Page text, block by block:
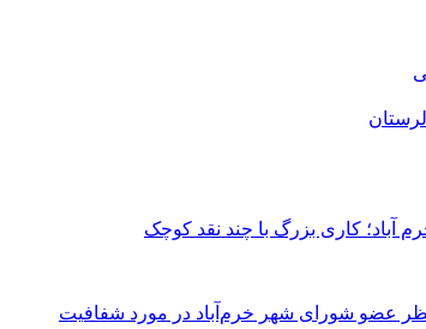
نظر عضو شورای شهر خرم‌آباد در مورد شفافیت